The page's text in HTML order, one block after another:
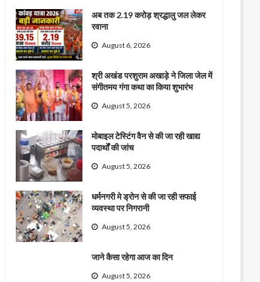
अब तक 2.19 करोड़ श्रद्धालु जल लेकर
रवाना
August 6, 2026
श्री अखंड परशुराम अखाड़े ने जिला जेल में
संगीतमय गंगा कथा का किया शुभारंभ
August 5, 2026
मोबाइल टेस्टिंग वैन से की जा रही खाद्य
पदार्थों की जांच
August 5, 2026
धर्मनगरी मे ड्रोन से की जा रही सफाई
व्यवस्था पर निगरानी
August 5, 2026
जाने कैसा रहेगा आज का दिन
August 5, 2026